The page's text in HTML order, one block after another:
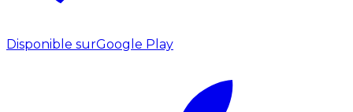
Disponible surGoogle Play